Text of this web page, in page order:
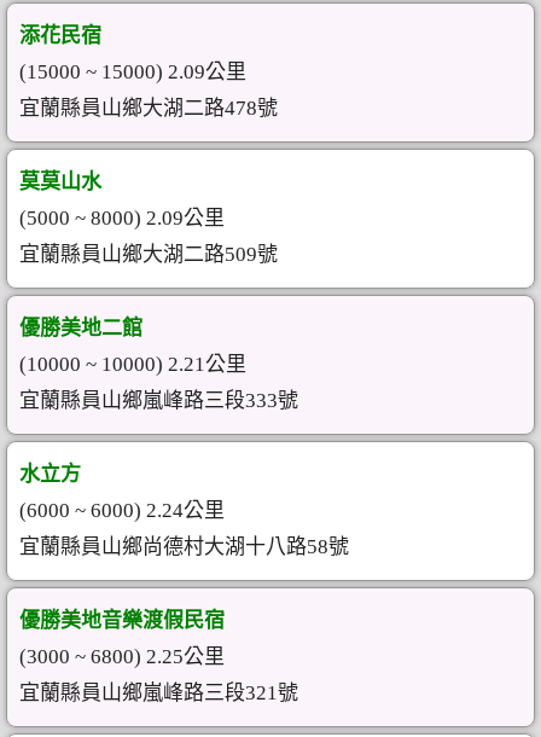
添花民宿
(15000 ~ 15000) 2.09公里
宜蘭縣員山鄉大湖二路478號
莫莫山水
(5000 ~ 8000) 2.09公里
宜蘭縣員山鄉大湖二路509號
優勝美地二館
(10000 ~ 10000) 2.21公里
宜蘭縣員山鄉嵐峰路三段333號
水立方
(6000 ~ 6000) 2.24公里
宜蘭縣員山鄉尚德村大湖十八路58號
優勝美地音樂渡假民宿
(3000 ~ 6800) 2.25公里
宜蘭縣員山鄉嵐峰路三段321號